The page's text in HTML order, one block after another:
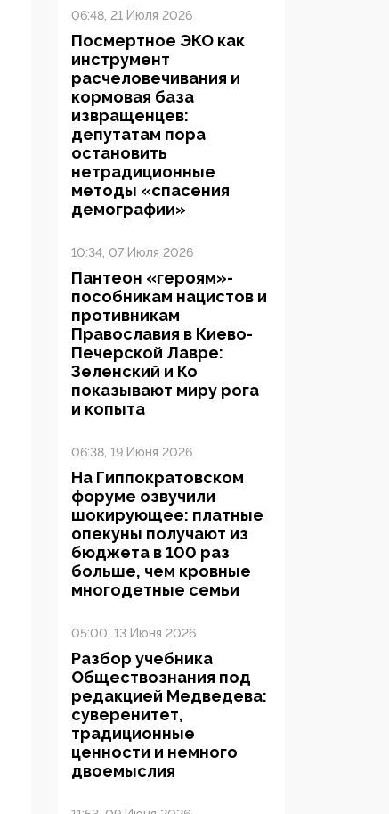
06:48, 21 Июля 2026
Посмертное ЭКО как
инструмент
расчеловечивания и
кормовая база
извращенцев:
депутатам пора
остановить
нетрадиционные
методы «спасения
демографии»
10:34, 07 Июля 2026
Пантеон «героям»-
пособникам нацистов и
противникам
Православия в Киево-
Печерской Лавре:
Зеленский и Ко
показывают миру рога
и копыта
06:38, 19 Июня 2026
На Гиппократовском
форуме озвучили
шокирующее: платные
опекуны получают из
бюджета в 100 раз
больше, чем кровные
многодетные семьи
05:00, 13 Июня 2026
Разбор учебника
Обществознания под
редакцией Медведева:
суверенитет,
традиционные
ценности и немного
двоемыслия